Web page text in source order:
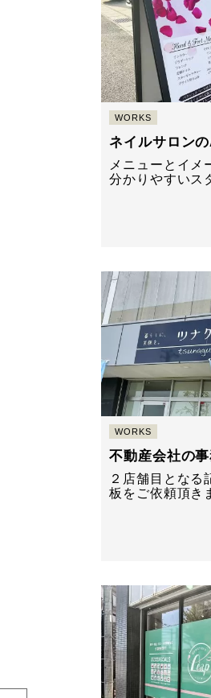
WORKS
ネイルサロン
メニューとイメ
分かりやすいス
WORKS
不動産会社の
２店舗目となる
板をご依頼頂き